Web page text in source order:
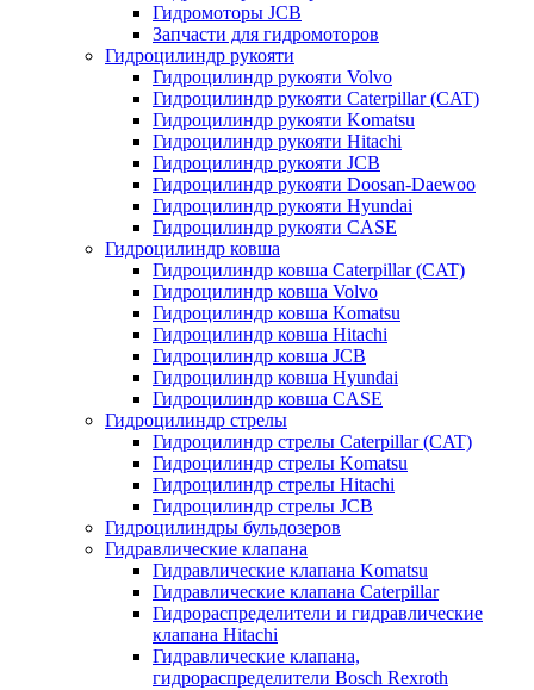
Гидромоторы JCB
Запчасти для гидромоторов
Гидроцилиндр рукояти
Гидроцилиндр рукояти Volvo
Гидроцилиндр рукояти Caterpillar (CAT)
Гидроцилиндр рукояти Komatsu
Гидроцилиндр рукояти Hitachi
Гидроцилиндр рукояти JCB
Гидроцилиндр рукояти Doosan-Daewoo
Гидроцилиндр рукояти Hyundai
Гидроцилиндр рукояти CASE
Гидроцилиндр ковша
Гидроцилиндр ковша Caterpillar (CAT)
Гидроцилиндр ковша Volvo
Гидроцилиндр ковша Komatsu
Гидроцилиндр ковша Hitachi
Гидроцилиндр ковша JCB
Гидроцилиндр ковша Hyundai
Гидроцилиндр ковша CASE
Гидроцилиндр стрелы
Гидроцилиндр стрелы Caterpillar (CAT)
Гидроцилиндр стрелы Komatsu
Гидроцилиндр стрелы Hitachi
Гидроцилиндр стрелы JCB
Гидроцилиндры бульдозеров
Гидравлические клапана
Гидравлические клапана Komatsu
Гидравлические клапана Caterpillar
Гидрораспределители и гидравлические
клапана Hitachi
Гидравлические клапана,
гидрораспределители Bosch Rexroth